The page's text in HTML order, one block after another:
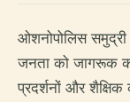
ओशनोपोलिस समुद्री
जनता को जागरूक
प्रदर्शनों और